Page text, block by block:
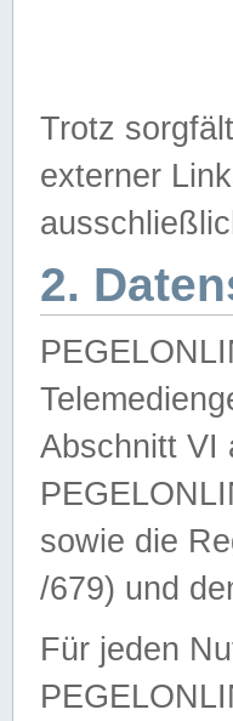
Trotz
externer
2.
Abschnitt VI
sowie die
/679) und
Für jeden